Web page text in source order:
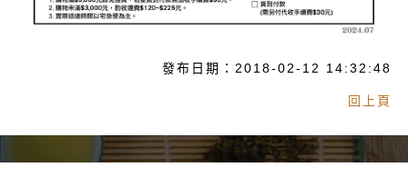
發布日期：2018-02-12 14:32:48
回上頁